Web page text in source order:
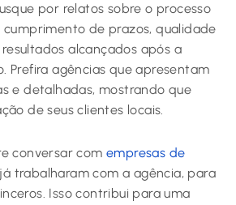
por relatos sobre o processo
de prazos, qualidade
alcançados após a
Prefira agências que apresentam
e detalhadas, mostrando que
de seus clientes locais.
conversar com empresas de
trabalharam com a agência, para
Isso contribui para uma